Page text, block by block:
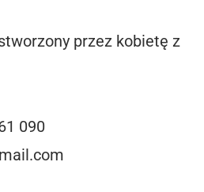
przez kobietę z
090